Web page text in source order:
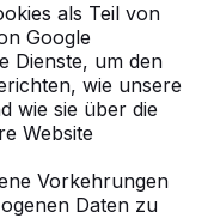
als Teil von
Google
Dienste, um den
wie unsere
wie sie über die
Website
Vorkehrungen
Daten zu
Europa
hier, wo Sie
finden.